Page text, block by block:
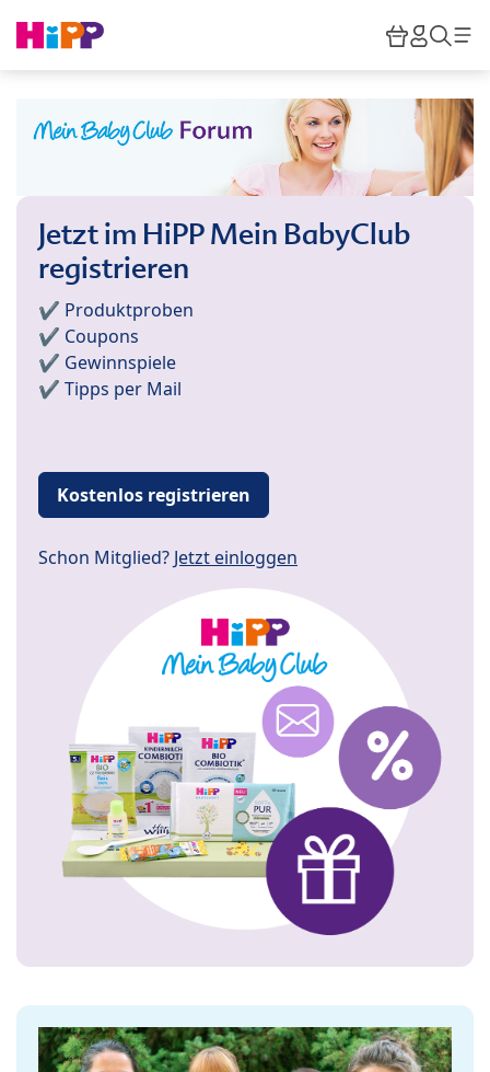
HiPP
Jetzt im HiPP Mein BabyClub
registrieren
✔️ Produktproben
✔️ Coupons
✔️ Gewinnspiele
✔️ Tipps per Mail
Kostenlos registrieren
Schon Mitglied? Jetzt einloggen